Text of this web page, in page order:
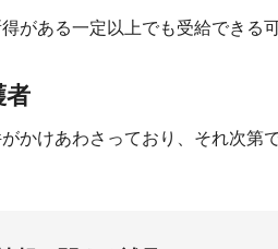
がある一定以上でも受給できる
者
かけあわさっており、それ次第